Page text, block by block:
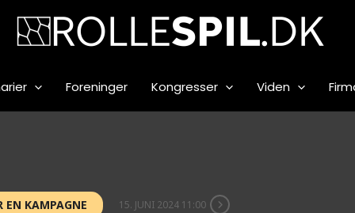
Foreninger Kongresser Viden
EN KAMPAGNE 15. JUNI 2024 11:00